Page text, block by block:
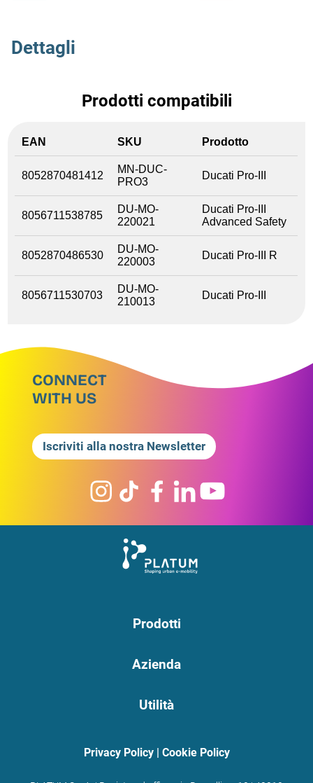
Dettagli
Prodotti compatibili
EAN SKU Prodotto
8052870481412
MN-DUC-
PRO3
Ducati Pro-III
8056711538785
DU-MO-
220021
Ducati Pro-III
Advanced Safety
8052870486530
DU-MO-
220003
Ducati Pro-III R
8056711530703
DU-MO-
210013
Ducati Pro-III
CONNECT
WITH US
Iscriviti alla nostra Newsletter
Prodotti
Azienda
Utilità
Privacy Policy| Cookie Policy